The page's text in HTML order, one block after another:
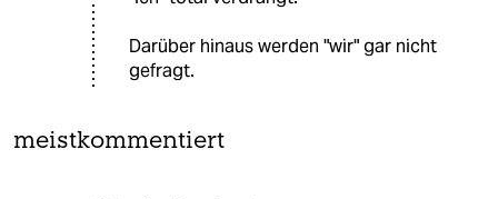
Darüber hinaus werden "wir" gar nicht
gefragt.
meistkommentiert